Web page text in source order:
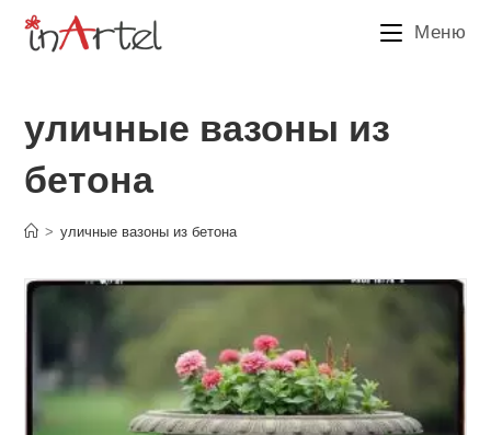
Перейти
Меню
уличные вазоны из
бетона
> уличные вазоны из бетона